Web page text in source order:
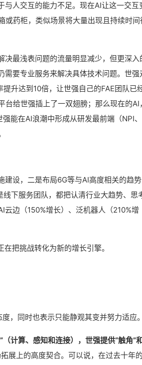
与人交互的能力不足。现在AI让这一交互
或药柜，类似场景将大量出现且持续时间
最浅表问题的流量明显减少，但更深入
要专业服务来解决具体技术问题。世强
升达到10倍，让世强自己的FAE团队已
给世强插上了一双翅膀；那么现在的AI，
能在AI浪潮中形成从研发最前端（NPI
设，二是布局6G等与AI高度相关的趋势
下服务团队，都把认清行业大趋势、思
边（150%增长）、泛机器人（210%增
把挑战转化为新的增长引擎。
，同时也表示只能静观其变并努力适应。
计算、感知和连接），世强提供“触角”
展上的高度契合。可以说，在过去十年